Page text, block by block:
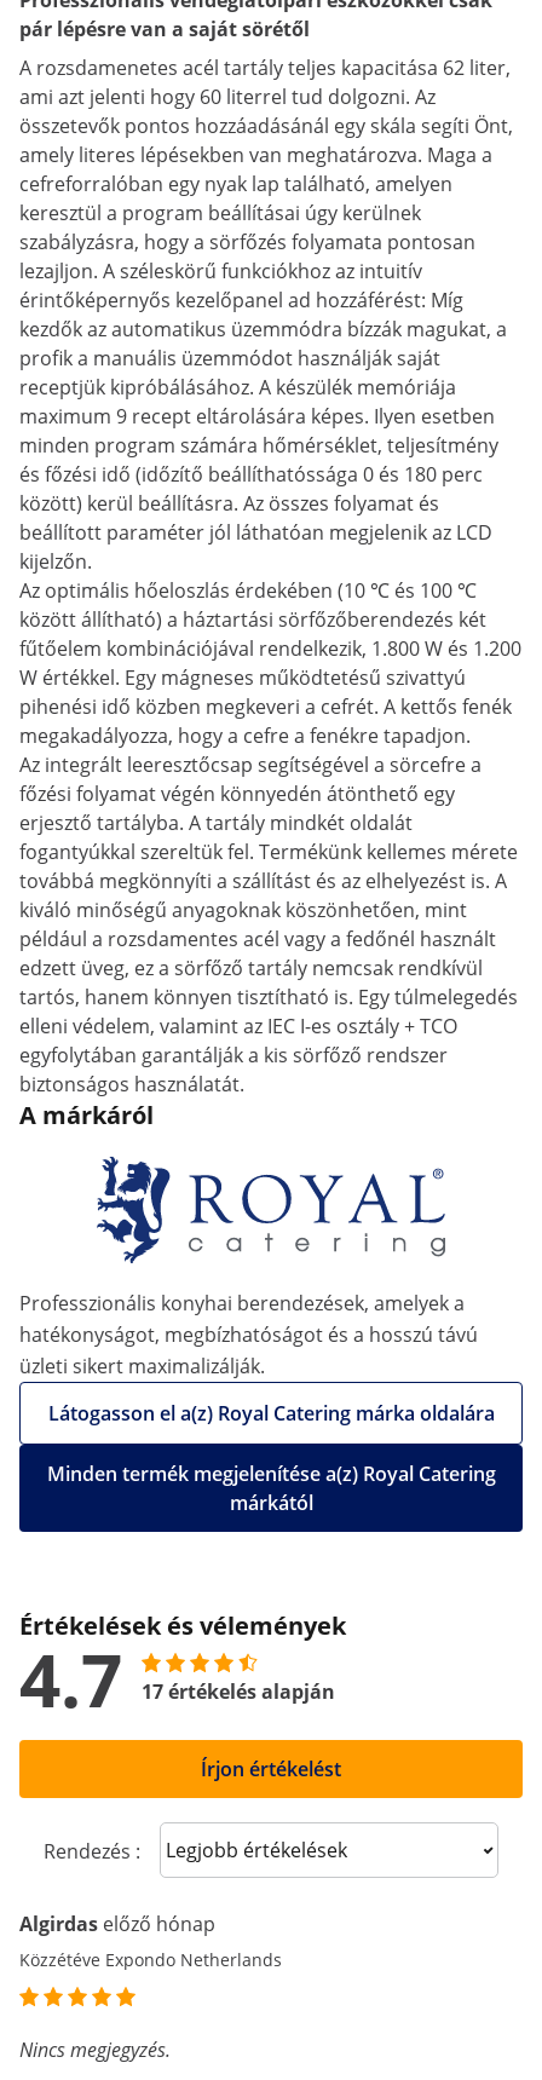
pár lépésre van a saját sörétől
A rozsdamenetes acél tartály teljes kapacitása 62 liter,
ami azt jelenti hogy 60 literrel tud dolgozni. Az
összetevők pontos hozzáadásánál egy skála segíti Önt,
amely literes lépésekben van meghatározva. Maga a
cefreforralóban egy nyak lap található, amelyen
keresztül a program beállításai úgy kerülnek
szabályzásra, hogy a sörfőzés folyamata pontosan
lezajljon. A széleskörű funkciókhoz az intuitív
érintőképernyős kezelőpanel ad hozzáférést: Míg
kezdők az automatikus üzemmódra bízzák magukat, a
profik a manuális üzemmódot használják saját
receptjük kipróbálásához. A készülék memóriája
maximum 9 recept eltárolására képes. Ilyen esetben
minden program számára hőmérséklet, teljesítmény
és főzési idő (időzítő beállíthatóssága 0 és 180 perc
között) kerül beállításra. Az összes folyamat és
beállított paraméter jól láthatóan megjelenik az LCD
kijelzőn.
Az optimális hőeloszlás érdekében (10 ℃ és 100 ℃
között állítható) a háztartási sörfőzőberendezés két
fűtőelem kombinációjával rendelkezik, 1.800 W és 1.200
W értékkel. Egy mágneses működtetésű szivattyú
pihenési idő közben megkeveri a cefrét. A kettős fenék
megakadályozza, hogy a cefre a fenékre tapadjon.
Az integrált leeresztőcsap segítségével a sörcefre a
főzési folyamat végén könnyedén átönthető egy
erjesztő tartályba. A tartály mindkét oldalát
fogantyúkkal szereltük fel. Termékünk kellemes mérete
továbbá megkönnyíti a szállítást és az elhelyezést is. A
kiváló minőségű anyagoknak köszönhetően, mint
például a rozsdamentes acél vagy a fedőnél használt
edzett üveg, ez a sörfőző tartály nemcsak rendkívül
tartós, hanem könnyen tisztítható is. Egy túlmelegedés
elleni védelem, valamint az IEC I-es osztály + TCO
egyfolytában garantálják a kis sörfőző rendszer
biztonságos használatát.
A márkáról
Professzionális konyhai berendezések, amelyek a
hatékonyságot, megbízhatóságot és a hosszú távú
üzleti sikert maximalizálják.
Látogasson el a(z) Royal Catering márka oldalára
Minden termék megjelenítése a(z) Royal Catering
márkától
Értékelések és vélemények
4.7 17 értékelés alapján
Írjon értékelést
Rendezés : Sort reviews
Algirdas előző hónap
Közzétéve Expondo Netherlands
Nincs megjegyzés.